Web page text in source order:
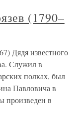
(1790–
Дядя известного
Служил в
полках, был
Павловича в
произведен в